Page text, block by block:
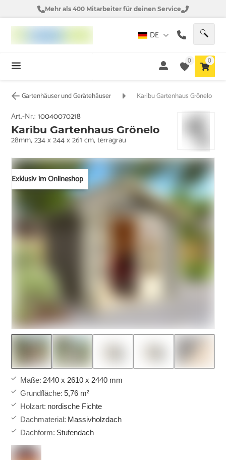
Mehr als 400 Mitarbeiter für deinen Service
DE
0 0
Gartenhäuser und Gerätehäuser Karibu Gartenhaus Grönelo
Exklusiv im Onlineshop
Art.-Nr.:10040070218
Karibu Gartenhaus Grönelo
28mm, 234 x 244 x 261 cm, terragrau
Maße: 2440 x 2610 x 2440 mm
Grundfläche: 5,76 m²
Holzart: nordische Fichte
Dachmaterial: Massivholzdach
Dachform: Stufendach